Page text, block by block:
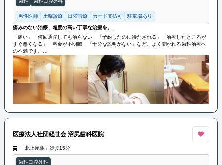
歯科 歯科口腔外科
男性医師 土曜診療 日曜診療 カード支払可 駐車場あり
痛みのない治療、精度の高い丁寧な治療を。
「痛い」「何回通院しても治らない」「予約したのに待たされる」「治療したところが
すぐ悪くなる」「料金が不明瞭」「十分な説明がない」など、よく聞かれる歯科治療へ
の不満です。
自由が丘デンタルケアではこのような歯科治療への恐怖、不信感を取り除き、患者さん
に満足いただける快適で質の高い治療を行っております。
痛みのない治療、精度の高い丁寧な治療を提供し、患者さまが長く自分の歯で生活がで
きるようにサポートいたします。
医療法人社団経世会 沼尻歯科医院
「北上尾駅」徒歩15分
歯科口腔外科